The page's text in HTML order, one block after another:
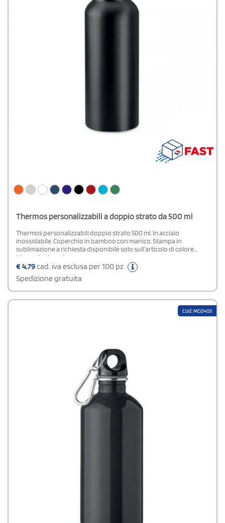
Thermos personalizzabili a doppio strato da 500 ml
Thermos personalizzabili doppio strato 500 ml. In acciaio
inossidabile. Coperchio in bamboo con manico. Stampa in
sublimazione a richiesta disponibile solo sull’articolo di colore
bianco.Antigoccia.
€4,79cad. iva esclusa per 100 pz
Spedizione gratuita
Cod: MO2403